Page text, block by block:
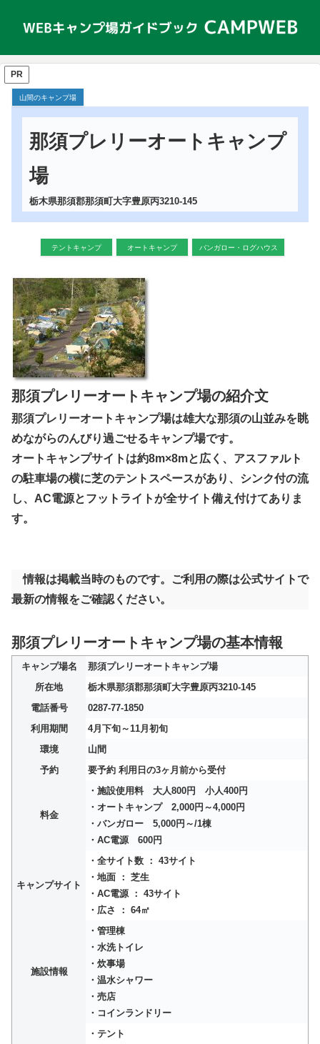
PR
山間のキャンプ場
那須プレリーオートキャンプ
場
栃木県那須郡那須町大字豊原丙3210-145
テントキャンプ オートキャンプ バンガロー・ログハウス
那須プレリーオートキャンプ場の紹介文
那須プレリーオートキャンプ場は雄大な那須の山並みを眺
めながらのんびり過ごせるキャンプ場です。
オートキャンプサイトは約8m×8mと広く、アスファルト
の駐車場の横に芝のテントスペースがあり、シンク付の流
し、AC電源とフットライトが全サイト備え付けてありま
す。
情報は掲載当時のものです。ご利用の際は公式サイトで
最新の情報をご確認ください。
那須プレリーオートキャンプ場の基本情報
キャンプ場名
那須プレリーオートキャンプ場
所在地
栃木県那須郡那須町大字豊原丙3210-145
電話番号
0287-77-1850
利用期間
4月下旬～11月初旬
環境
山間
予約
要予約 利用日の3ヶ月前から受付
料金
・施設使用料 大人800円 小人400円
・オートキャンプ 2,000円～4,000円
・バンガロー 5,000円～/1棟
・AC電源 600円
キャンプサイト
・全サイト数 ： 43サイト
・地面 ： 芝生
・AC電源 ： 43サイト
・広さ ： 64㎡
施設情報
・管理棟
・水洗トイレ
・炊事場
・温水シャワー
・売店
・コインランドリー
・テント